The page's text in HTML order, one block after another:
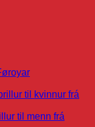
til kvinnur frá
til menn frá